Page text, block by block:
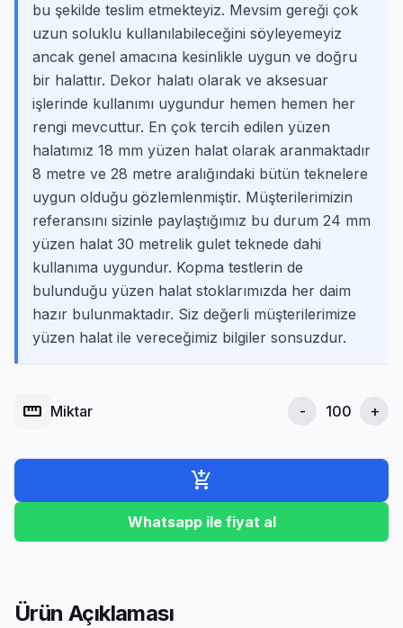
bu şekilde teslim etmekteyiz. Mevsim gereği çok
uzun soluklu kullanılabileceğini söyleyemeyiz
ancak genel amacına kesinlikle uygun ve doğru
bir halattır. Dekor halatı olarak ve aksesuar
işlerinde kullanımı uygundur hemen hemen her
rengi mevcuttur. En çok tercih edilen yüzen
halatımız 18 mm yüzen halat olarak aranmaktadır
8 metre ve 28 metre aralığındaki bütün teknelere
uygun olduğu gözlemlenmiştir. Müşterilerimizin
referansını sizinle paylaştığımız bu durum 24 mm
yüzen halat 30 metrelik gulet teknede dahi
kullanıma uygundur. Kopma testlerin de
bulunduğu yüzen halat stoklarımızda her daim
hazır bulunmaktadır. Siz değerli müşterilerimize
yüzen halat ile vereceğimiz bilgiler sonsuzdur.
straighten Miktar - +
add_shopping_cart
Whatsapp ile fiyat al
Ürün Açıklaması